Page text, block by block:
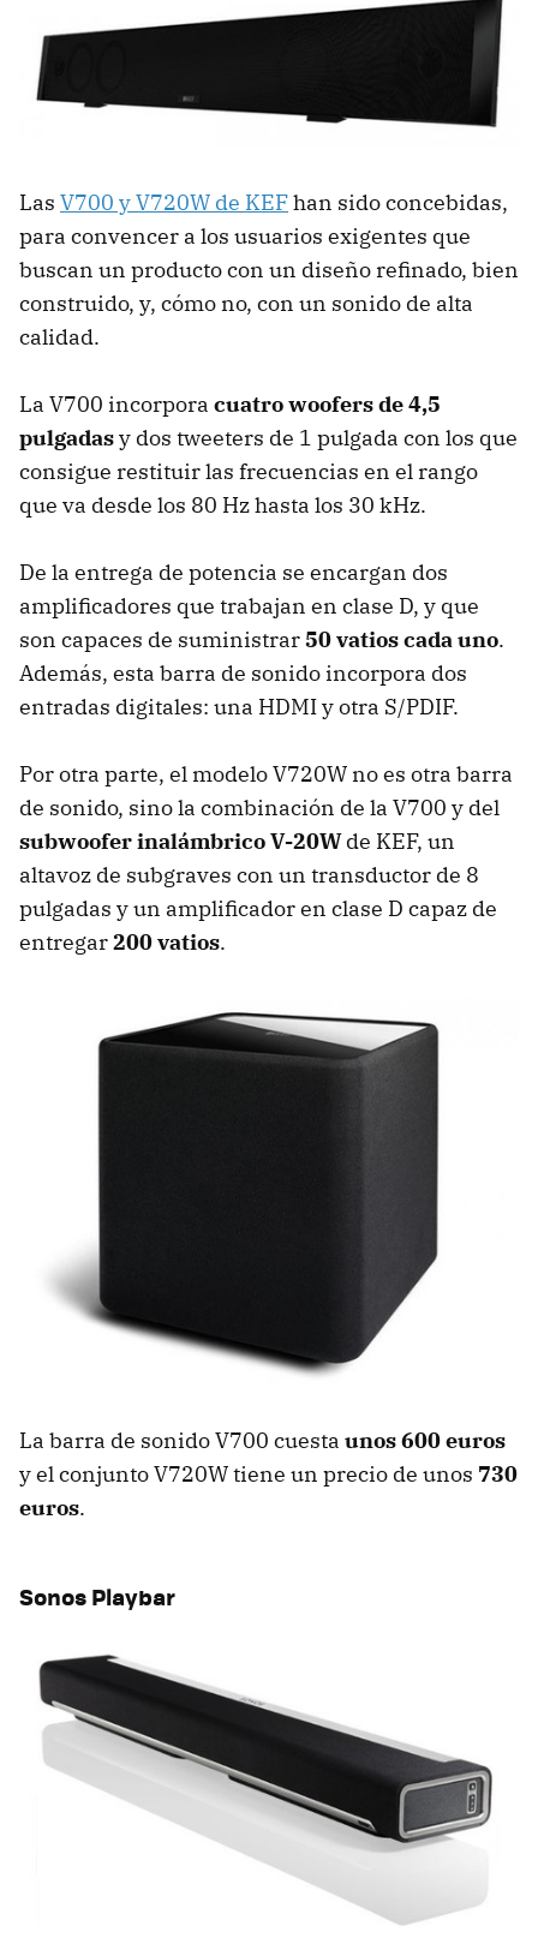
Las V700 y V720W de KEFhan sido concebidas,
para convencer a los usuarios exigentes que
buscan un producto con un diseño refinado, bien
construido, y, cómo no, con un sonido de alta
calidad.
La V700 incorpora cuatro woofers de 4,5
pulgadasy dos tweeters de 1 pulgada con los que
consigue restituir las frecuencias en el rango
que va desde los 80 Hz hasta los 30 kHz.
De la entrega de potencia se encargan dos
amplificadores que trabajan en clase D, y que
son capaces de suministrar50 vatios cada uno.
Además, esta barra de sonido incorpora dos
entradas digitales: una HDMI y otra S/PDIF.
Por otra parte, el modelo V720W no es otra barra
de sonido, sino la combinación de la V700 y del
subwoofer inalámbrico V-20Wde KEF, un
altavoz de subgraves con un transductor de 8
pulgadas y un amplificador en clase D capaz de
entregar200 vatios.
La barra de sonido V700 cuesta unos 600 euros
y el conjunto V720W tiene un precio de unos 730
euros.
Sonos Playbar